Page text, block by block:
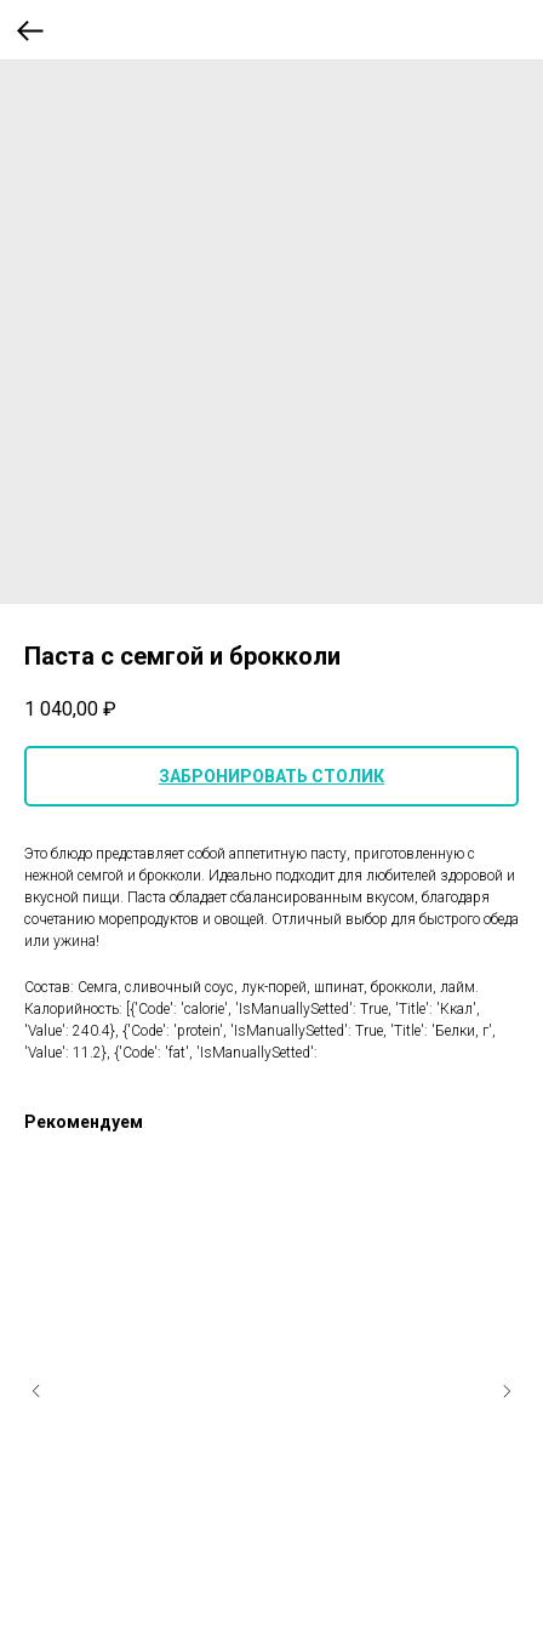
Паста с семгой и брокколи
1 040,00 ₽
ЗАБРОНИРОВАТЬ СТОЛИК
Это блюдо представляет собой аппетитную пасту, приготовленную с
нежной семгой и брокколи. Идеально подходит для любителей здоровой и
вкусной пищи. Паста обладает сбалансированным вкусом, благодаря
сочетанию морепродуктов и овощей. Отличный выбор для быстрого обеда
или ужина!
Состав: Семга, сливочный соус, лук-порей, шпинат, брокколи, лайм.
Калорийность: [{'Code': 'calorie', 'IsManuallySetted': True, 'Title': 'Ккал',
'Value': 240.4}, {'Code': 'protein', 'IsManuallySetted': True, 'Title': 'Белки, г',
'Value': 11.2}, {'Code': 'fat', 'IsManuallySetted':
Рекомендуем